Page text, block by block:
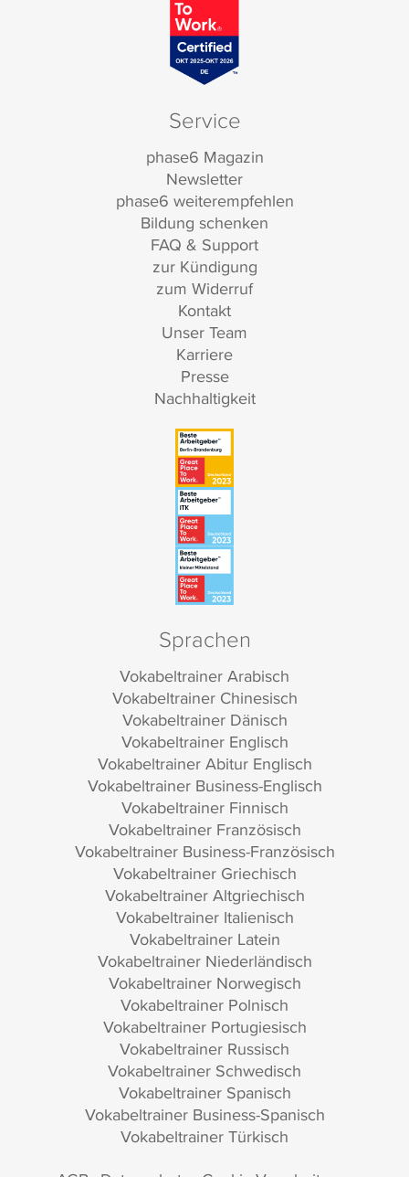
Service
phase6 Magazin
Newsletter
phase6 weiterempfehlen
Bildung schenken
FAQ & Support
zur Kündigung
zum Widerruf
Kontakt
Unser Team
Karriere
Presse
Nachhaltigkeit
Sprachen
Vokabeltrainer Arabisch
Vokabeltrainer Chinesisch
Vokabeltrainer Dänisch
Vokabeltrainer Englisch
Vokabeltrainer Abitur Englisch
Vokabeltrainer Business-Englisch
Vokabeltrainer Finnisch
Vokabeltrainer Französisch
Vokabeltrainer Business-Französisch
Vokabeltrainer Griechisch
Vokabeltrainer Altgriechisch
Vokabeltrainer Italienisch
Vokabeltrainer Latein
Vokabeltrainer Niederländisch
Vokabeltrainer Norwegisch
Vokabeltrainer Polnisch
Vokabeltrainer Portugiesisch
Vokabeltrainer Russisch
Vokabeltrainer Schwedisch
Vokabeltrainer Spanisch
Vokabeltrainer Business-Spanisch
Vokabeltrainer Türkisch